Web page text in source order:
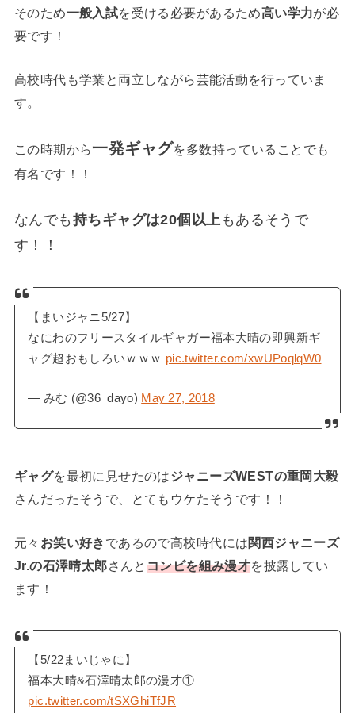
そのため一般入試を受ける必要があるため高い学力が必
要です！
高校時代も学業と両立しながら芸能活動を行っていま
す。
この時期から一発ギャグを多数持っていることでも
有名です！！
なんでも 持ちギャグは20個以上 もあるそうで
す！！
【まいジャニ5/27】
なにわのフリースタイルギャガー福本大晴の即興新ギ
ャグ超おもしろいｗｗｗ pic.twitter.com/xwUPoqlqW0
— みむ (@36_dayo) May 27, 2018
ギャグを最初に見せたのはジャニーズWESTの重岡大毅
さんだったそうで、とてもウケたそうです！！
元々 お笑い好き であるので高校時代には関西ジャニーズ
Jr.の石澤晴太郎さんと コンビを組み漫才を披露してい
ます！
【5/22まいじゃに】
福本大晴&石澤晴太郎の漫才①
pic.twitter.com/tSXGhiTfJR